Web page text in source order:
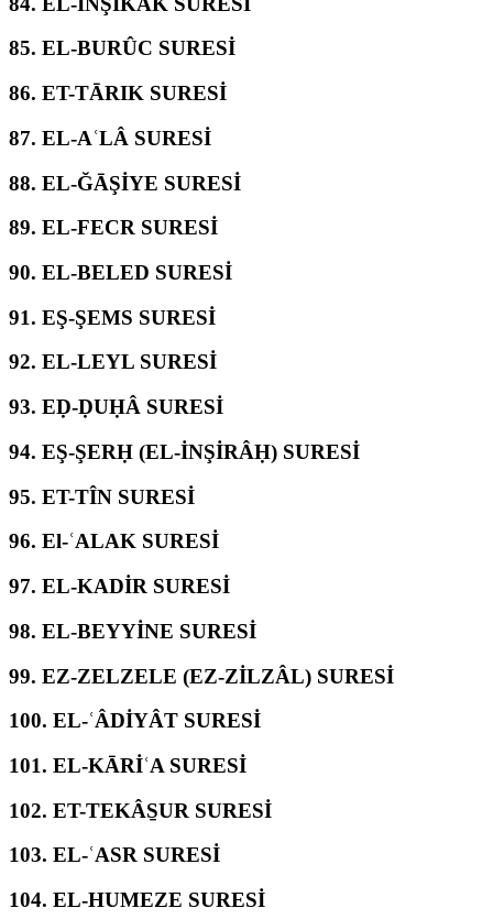
85. EL-BURÛC SURESİ
86. ET-TĀRIK SURESİ
87. EL-AʿLÂ SURESİ
88. EL-ĞĀŞİYE SURESİ
89. EL-FECR SURESİ
90. EL-BELED SURESİ
91. EŞ-ŞEMS SURESİ
92. EL-LEYL SURESİ
93. EḌ-ḌUḤÂ SURESİ
94. EŞ-ŞERḤ (EL-İNŞİRÂḤ) SURESİ
95. ET-TÎN SURESİ
96. El-ʿALAK SURESİ
97. EL-KADİR SURESİ
98. EL-BEYYİNE SURESİ
99. EZ-ZELZELE (EZ-ZİLZÂL) SURESİ
100. EL-ʿÂDİYÂT SURESİ
101. EL-KĀRİʿA SURESİ
102. ET-TEKÂS̱UR SURESİ
103. EL-ʿASR SURESİ
104. EL-HUMEZE SURESİ